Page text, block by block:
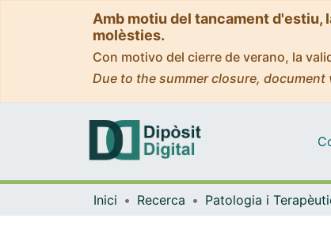
Amb motiu del tancament d'estiu,
molèsties.
Con motivo del cierre de verano, la
Due to the summer closure,
Inici Recerca